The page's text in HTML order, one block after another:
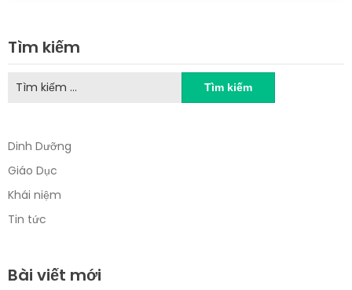
Tìm kiếm
Tìm
kiếm
Dinh Dưỡng
Giáo Dục
Khái niệm
Tin tức
Bài viết mới